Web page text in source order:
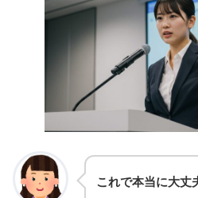
これで本当に大丈